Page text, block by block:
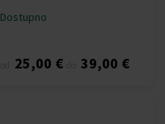
Dostupno
25,00 € 39,00 €